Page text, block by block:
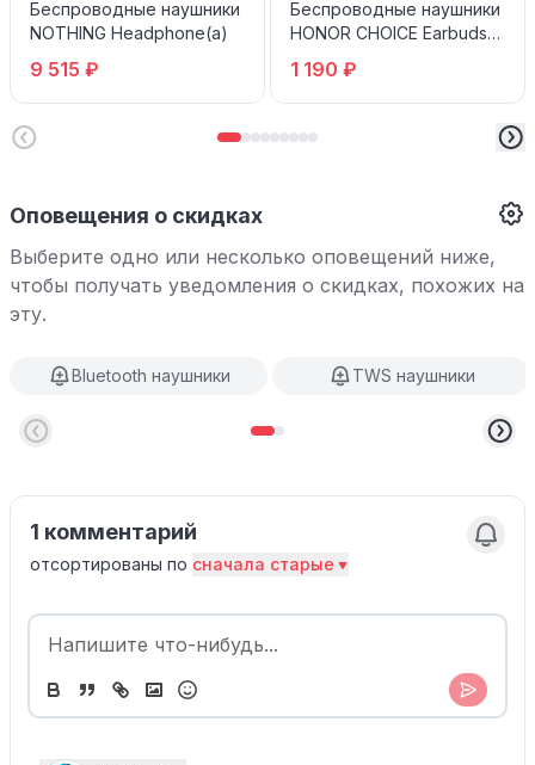
Беспроводные наушники
NOTHING Headphone(a)
9 515 ₽
Беспроводные наушники
HONOR CHOICE Earbuds
1 190 ₽
Оповещения о скидках
Выберите одно или несколько оповещений ниже,
чтобы получать уведомления о скидках, похожих на
эту.
Bluetooth наушники TWS наушники
1 комментарий
отсортированы по сначала старые